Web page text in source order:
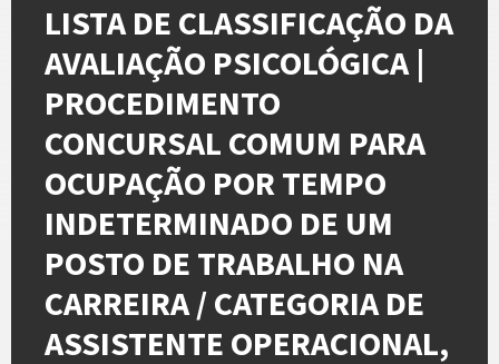
LISTA DE CLASSIFICAÇÃO DA
AVALIAÇÃO PSICOLÓGICA |
PROCEDIMENTO
CONCURSAL COMUM PARA
OCUPAÇÃO POR TEMPO
INDETERMINADO DE UM
POSTO DE TRABALHO NA
CARREIRA / CATEGORIA DE
ASSISTENTE OPERACIONAL,